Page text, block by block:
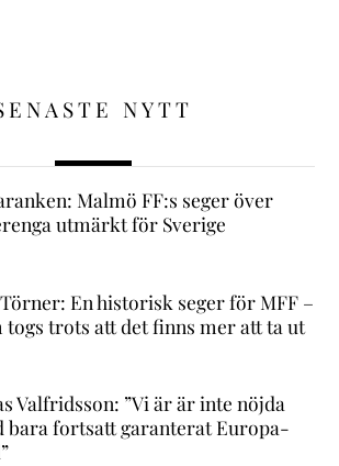
NYTT
Malmö FF:s seger över
utmärkt för Sverige
En historisk seger för MFF –
togs trots att det finns mer att ta ut
Valfridsson: ”Vi är är inte nöjda
bara fortsatt garanterat Europa-